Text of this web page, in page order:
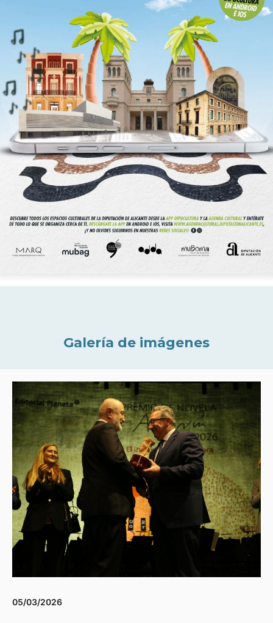
Galería de imágenes
05/03/2026